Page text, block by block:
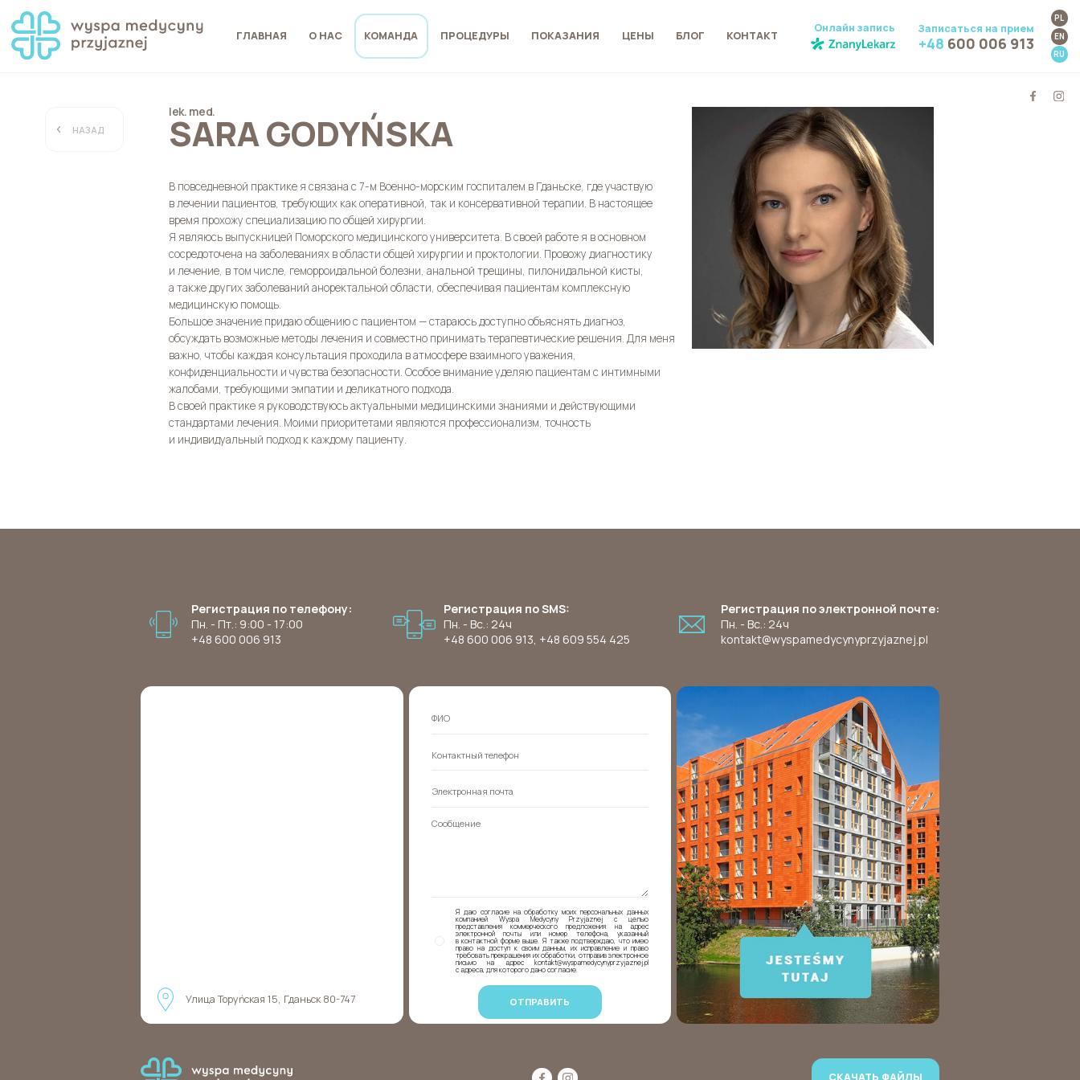
ГЛАВНАЯ О НАС КОМАНДА ПРОЦЕДУРЫ ПОКАЗАНИЯ ЦЕНЫ БЛОГ КОНТАКТ
Онлайн запись Записаться на прием
+48 600 006 913
PL
EN
RU
НАЗАД
lek. med.
SARA GODYŃSKA
В повседневной практике я связана с 7-м Военно-морским госпиталем в Гданьске, где участвую
в лечении пациентов, требующих как оперативной, так и консервативной терапии. В настоящее
время прохожу специализацию по общей хирургии.
Я являюсь выпускницей Поморского медицинского университета. В своей работе я в основном
сосредоточена на заболеваниях в области общей хирургии и проктологии. Провожу диагностику
и лечение, в том числе, геморроидальной болезни, анальной трещины, пилонидальной кисты,
а также других заболеваний аноректальной области, обеспечивая пациентам комплексную
медицинскую помощь.
Большое значение придаю общению с пациентом — стараюсь доступно объяснять диагноз,
обсуждать возможные методы лечения и совместно принимать терапевтические решения. Для меня
важно, чтобы каждая консультация проходила в атмосфере взаимного уважения,
конфиденциальности и чувства безопасности. Особое внимание уделяю пациентам с интимными
жалобами, требующими эмпатии и деликатного подхода.
В своей практике я руководствуюсь актуальными медицинскими знаниями и действующими
стандартами лечения. Моими приоритетами являются профессионализм, точность
и индивидуальный подход к каждому пациенту.
Регистрация по телефону:
Пн. - Пт.: 9:00 - 17:00
+48 600 006 913
Регистрация по SMS:
Пн. - Вс.: 24ч
+48 600 006 913, +48 609 554 425
Регистрация по электронной почте:
Пн. - Вс.: 24ч
kontakt@wyspamedycynyprzyjaznej.pl
Улица Торуńская 15, Гданьск 80-747
Я даю согласие на обработку моих персональных данных
компанией Wyspa Medycyny Przyjaznej с целью
представления коммерческого предложения на адрес
электронной почты или номер телефона, указанный
в контактной форме выше. Я также подтверждаю, что имею
право на доступ к своим данным, их исправление и право
требовать прекращения их обработки, отправив электронное
письмо на адрес kontakt@wyspamedycynyprzyjaznej.pl
с адреса, для которого дано согласие.